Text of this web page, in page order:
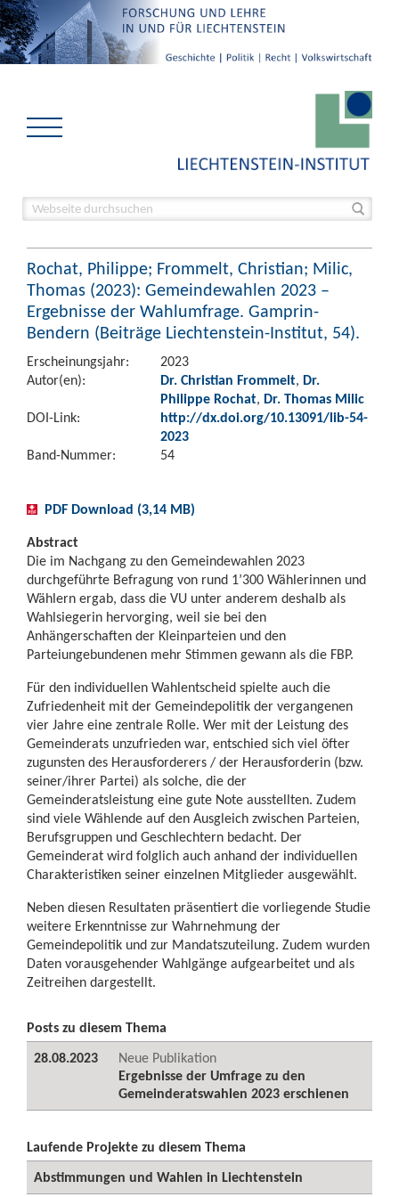
Rochat, Philippe; Frommelt, Christian; Milic,
Thomas (2023): Gemeindewahlen 2023 –
Ergebnisse der Wahlumfrage. Gamprin-
Bendern (Beiträge Liechtenstein-Institut, 54).
Erscheinungsjahr:
2023
Autor(en):
Dr. Christian Frommelt, Dr.
Philippe Rochat, Dr. Thomas Milic
DOI-Link:
http://dx.doi.org/10.13091/lib-54-
2023
Band-Nummer:
54
PDF Download (3,14 MB)
Abstract
Die im Nachgang zu den Gemeindewahlen 2023
durchgeführte Befragung von rund 1’300 Wählerinnen und
Wählern ergab, dass die VU unter anderem deshalb als
Wahlsiegerin hervorging, weil sie bei den
Anhängerschaften der Kleinparteien und den
Parteiungebundenen mehr Stimmen gewann als die FBP.
Für den individuellen Wahlentscheid spielte auch die
Zufriedenheit mit der Gemeindepolitik der vergangenen
vier Jahre eine zentrale Rolle. Wer mit der Leistung des
Gemeinderats unzufrieden war, entschied sich viel öfter
zugunsten des Herausforderers / der Herausforderin (bzw.
seiner/ihrer Partei) als solche, die der
Gemeinderatsleistung eine gute Note ausstellten. Zudem
sind viele Wählende auf den Ausgleich zwischen Parteien,
Berufsgruppen und Geschlechtern bedacht. Der
Gemeinderat wird folglich auch anhand der individuellen
Charakteristiken seiner einzelnen Mitglieder ausgewählt.
Neben diesen Resultaten präsentiert die vorliegende Studie
weitere Erkenntnisse zur Wahrnehmung der
Gemeindepolitik und zur Mandatszuteilung. Zudem wurden
Daten vorausgehender Wahlgänge aufgearbeitet und als
Zeitreihen dargestellt.
Posts zu diesem Thema
28.08.2023
Neue Publikation
Ergebnisse der Umfrage zu den
Gemeinderatswahlen 2023 erschienen
Laufende Projekte zu diesem Thema
Abstimmungen und Wahlen in Liechtenstein